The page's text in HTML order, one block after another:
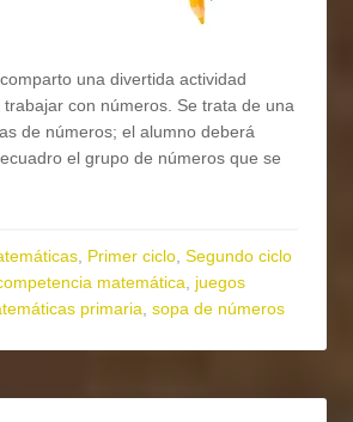
una divertida actividad
con números. Se trata de una
de números; el alumno deberá
el grupo de números que se
, Primer ciclo,Segundo ciclo
matemática, juegos
primaria,sopa de números